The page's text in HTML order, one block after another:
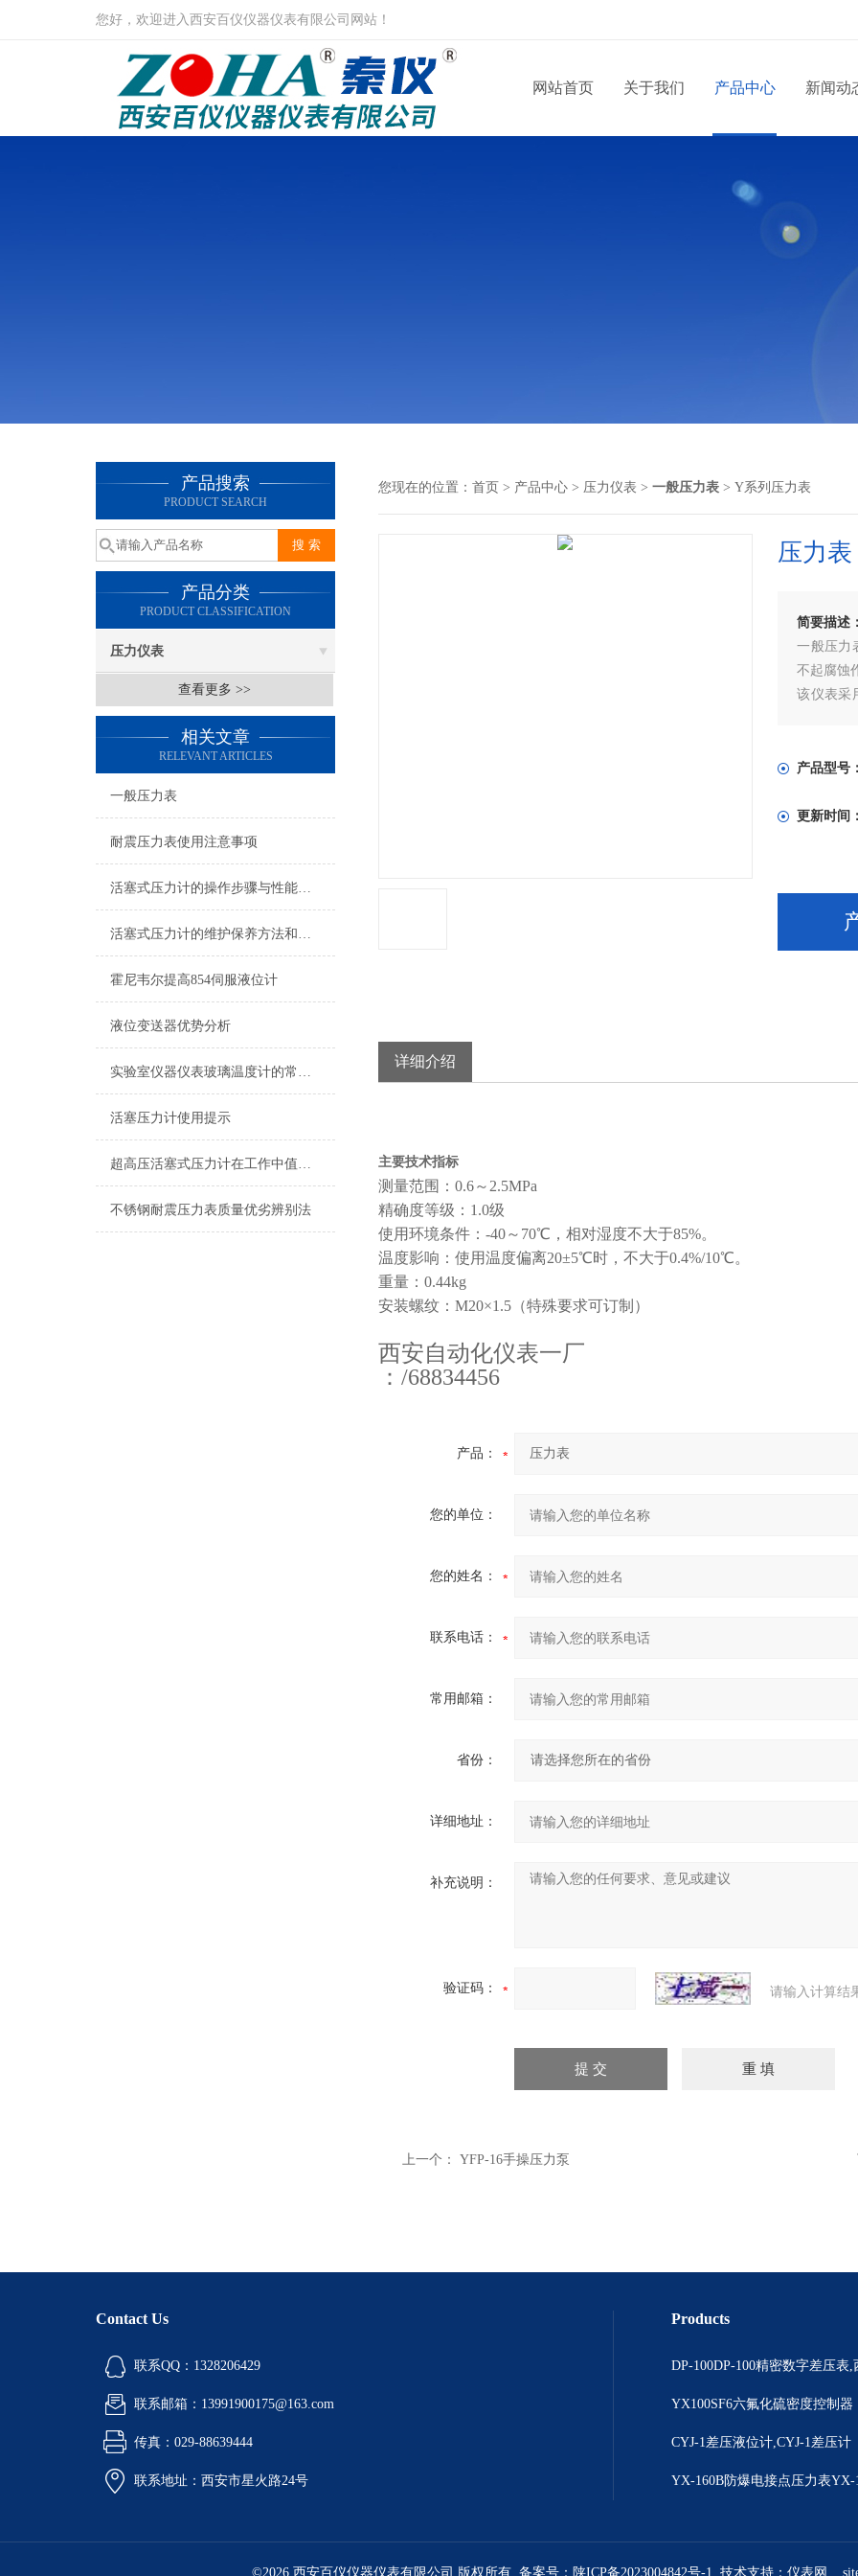
您好，欢迎进入西安百仪仪器仪表有限公司网站！
网站首页 关于我们 产品中心 新闻动
产品搜索
PRODUCT SEARCH
产品分类
PRODUCT CLASSIFICATION
压力仪表
查看更多 >>
相关文章
RELEVANT ARTICLES
一般压力表
耐震压力表使用注意事项
活塞式压力计的操作步骤与性能特点
活塞式压力计的维护保养方法和其工作原理介绍
霍尼韦尔提高854伺服液位计
液位变送器优势分析
实验室仪器仪表玻璃温度计的常见种类
活塞压力计使用提示
超高压活塞式压力计在工作中值得注意的一些提示情况
不锈钢耐震压力表质量优劣辨别法
您现在的位置： 首页 > 产品中心 > 压力仪表 > 一般压力表 > Y系列压力表
压力表
简要描述：
一般压力
不起腐蚀
该仪表采
的精度，
产品型号
更新时间
详细介绍
主要技术指标
测量范围：0.6～2.5MPa
精确度等级：1.0级
使用环境条件：-40～70℃，相对湿度不大于85%。
温度影响：使用温度偏离20±5℃时，不大于0.4%/10℃。
重量：0.44kg
安装螺纹：M20×1.5（特殊要求可订制）
西安自动化仪表一厂
：/68834456
产品：
您的单位：
您的姓名：
联系电话：
常用邮箱：
省份：
详细地址：
补充说明：
验证码： 请输入计算结
上一个： YFP-16手操压力泵
Contact Us
联系QQ：1328206429
联系邮箱：13991900175@163.com
传真：029-88639444
联系地址：西安市星火路24号
Products
YX100SF6六氟化硫密度控制器
CYJ-1差压液位计,CYJ-1差压计
©2026 西安百仪仪器仪表有限公司 版权所有 备案号： 陕ICP备2023004842号-1 技术支持： 仪表网